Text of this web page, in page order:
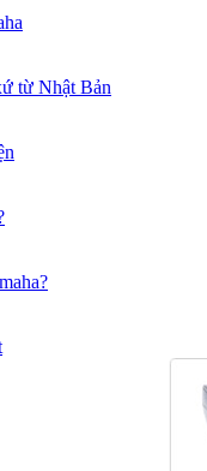
từ Nhật Bản